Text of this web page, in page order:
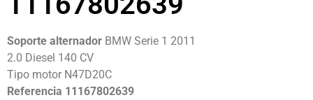
Soporte alternador BMW Serie 1 2011
2.0 Diesel 140 CV
Tipo motor N47D20C
Referencia 11167802639